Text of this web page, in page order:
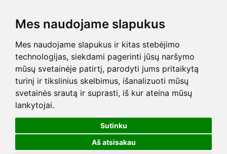
Mes naudojame slapukus
Mes naudojame slapukus ir kitas stebėjimo
technologijas, siekdami pagerinti jūsų naršymo
mūsų svetainėje patirtį, parodyti jums pritaikytą
turinį ir tikslinius skelbimus, išanalizuoti mūsų
svetainės srautą ir suprasti, iš kur ateina mūsų
lankytojai.
Sutinku
Aš atsisakau